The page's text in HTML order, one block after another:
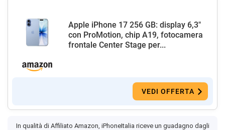
Apple iPhone 17 256 GB: display 6,3"
con ProMotion, chip A19, fotocamera
frontale Center Stage per...
VEDI OFFERTA
In qualità di Affiliato Amazon, iPhoneItalia riceve un guadagno dagli